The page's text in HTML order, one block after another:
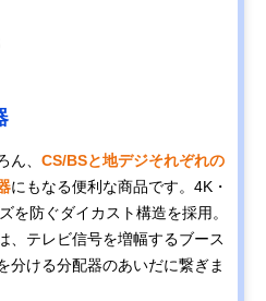
ん、 CS/BSと地デジそれぞれの
にもなる便利な商品です。4K・
を防ぐダイカスト構造を採用。
、テレビ信号を増幅するブース
分ける分配器のあいだに繋ぎま